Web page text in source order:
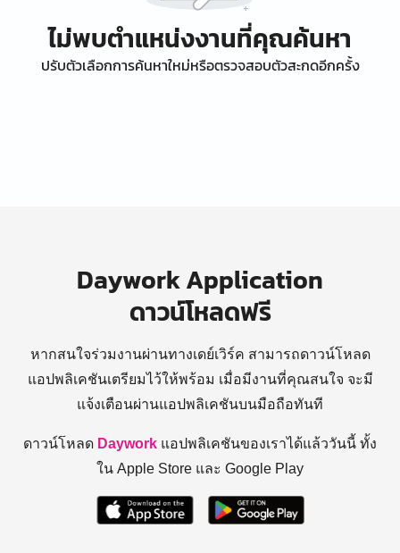
ไม่พบตำแหน่งงานที่คุณค้นหา
ปรับตัวเลือกการค้นหาใหม่หรือตรวจสอบตัวสะกดอีกครั้ง
Daywork Application
ดาวน์โหลดฟรี
หากสนใจร่วมงานผ่านทางเดย์เวิร์ค สามารถดาวน์โหลด
แอปพลิเคชันเตรียมไว้ให้พร้อม เมื่อมีงานที่คุณสนใจ จะมี
แจ้งเตือนผ่านแอปพลิเคชันบนมือถือทันที
ดาวน์โหลด Daywork แอปพลิเคชันของเราได้แล้ววันนี้ ทั้ง
ใน Apple Store และ Google Play